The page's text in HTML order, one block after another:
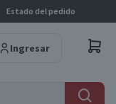
Estado del pedido
Ingresar